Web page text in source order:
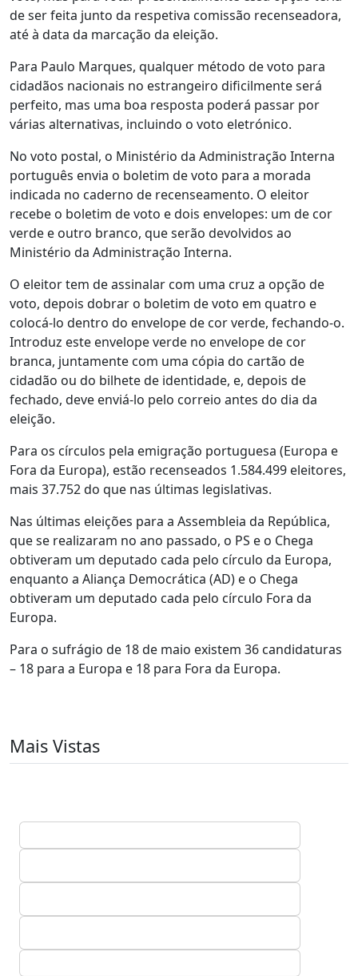
de ser feita junto da respetiva comissão recenseadora,
até à data da marcação da eleição.
Para Paulo Marques, qualquer método de voto para
cidadãos nacionais no estrangeiro dificilmente será
perfeito, mas uma boa resposta poderá passar por
várias alternativas, incluindo o voto eletrónico.
No voto postal, o Ministério da Administração Interna
português envia o boletim de voto para a morada
indicada no caderno de recenseamento. O eleitor
recebe o boletim de voto e dois envelopes: um de cor
verde e outro branco, que serão devolvidos ao
Ministério da Administração Interna.
O eleitor tem de assinalar com uma cruz a opção de
voto, depois dobrar o boletim de voto em quatro e
colocá-lo dentro do envelope de cor verde, fechando-o.
Introduz este envelope verde no envelope de cor
branca, juntamente com uma cópia do cartão de
cidadão ou do bilhete de identidade, e, depois de
fechado, deve enviá-lo pelo correio antes do dia da
eleição.
Para os círculos pela emigração portuguesa (Europa e
Fora da Europa), estão recenseados 1.584.499 eleitores,
mais 37.752 do que nas últimas legislativas.
Nas últimas eleições para a Assembleia da República,
que se realizaram no ano passado, o PS e o Chega
obtiveram um deputado cada pelo círculo da Europa,
enquanto a Aliança Democrática (AD) e o Chega
obtiveram um deputado cada pelo círculo Fora da
Europa.
Para o sufrágio de 18 de maio existem 36 candidaturas
– 18 para a Europa e 18 para Fora da Europa.
Mais Vistas